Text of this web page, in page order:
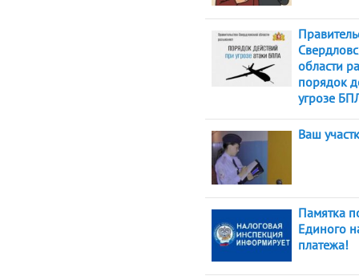
области
порядок
угрозе
Ваш
Памятка
Единого
платежа!